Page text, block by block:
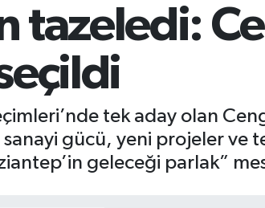
tazeledi:
tek aday olan
gücü, yeni projeler ve
geleceği parlak”